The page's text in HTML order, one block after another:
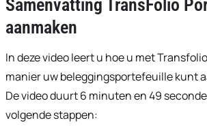
Samenvatting TransFolio
aanmaken
In deze video leert u hoe u met
manier uw beleggingsportefeuille kunt
De video duurt 6 minuten en 49
volgende stappen: